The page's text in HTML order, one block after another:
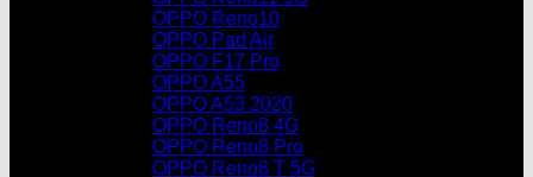
OPPO Reno10
OPPO Pad Air
OPPO F17 Pro
OPPO A55
OPPO A53 2020
OPPO Reno8 4G
OPPO Reno8 Pro
OPPO Reno8 T 5G